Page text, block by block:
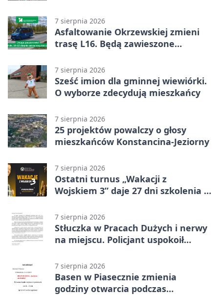
7 sierpnia 2026
Asfaltowanie Okrzewskiej zmieni
trasę L16. Będą zawieszone
7 sierpnia 2026
Sześć imion dla gminnej wiewiórki.
O wyborze zdecydują mieszkańcy
7 sierpnia 2026
25 projektów powalczy o głosy
mieszkańców Konstancina-Jeziorny
7 sierpnia 2026
Ostatni turnus „Wakacji z
Wojskiem 3” daje 27 dni szkolenia i
7 sierpnia 2026
Stłuczka w Pracach Dużych i nerwy
na miejscu. Policjant uspokoił
7 sierpnia 2026
Basen w Piasecznie zmienia
godziny otwarcia podczas